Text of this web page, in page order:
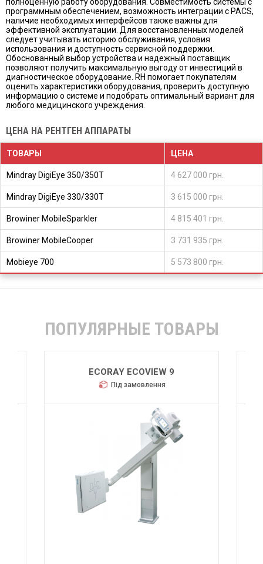
программным обеспечением, возможность интеграции с PACS,
наличие необходимых интерфейсов также важны для
эффективной эксплуатации. Для восстановленных моделей
следует учитывать историю обслуживания, условия
использования и доступность сервисной поддержки.
Обоснованный выбор устройства и надежный поставщик
позволяют получить максимальную выгоду от инвестиций в
диагностическое оборудование. RH помогает покупателям
оценить характеристики оборудования, проверить доступную
информацию о системе и подобрать оптимальный вариант для
любого медицинского учреждения.
ЦЕНА НА РЕНТГЕН АППАРАТЫ
ТОВАРЫ ЦЕНА
Mindray DigiEye 350/350T 4 627 000 грн.
Mindray DigiEye 330/330T 3 615 000 грн.
Browiner MobileSparkler 4 815 401 грн.
Browiner MobileCooper 3 731 935 грн.
Mobieye 700 5 573 800 грн.
ПОПУЛЯРНЫЕ ТОВАРЫ
ECORAY ECOVIEW 9
Під замовлення